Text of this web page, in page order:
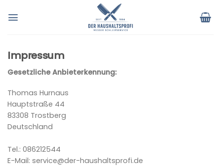
Inhalt
Impressum
Gesetzliche Anbieterkennung:
Thomas Hurnaus
Hauptstraße 44
83308 Trostberg
Deutschland
Tel.: 086212544
E-Mail: service@der-haushaltsprofi.de